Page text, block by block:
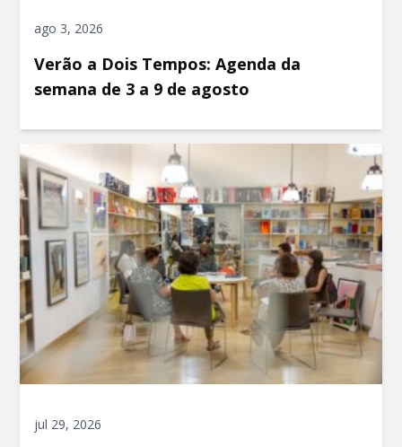
ago 3, 2026
Verão a Dois Tempos: Agenda da
semana de 3 a 9 de agosto
jul 29, 2026